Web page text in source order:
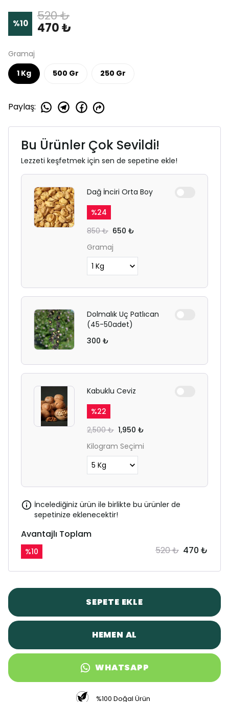
%10 520 ₺
470 ₺
Gramaj
1 Kg
500 Gr 250 Gr
Paylaş:
Bu Ürünler Çok Sevildi!
Lezzeti keşfetmek için sen de sepetine ekle!
Dağ İnciri Orta Boy
%24
850 ₺ 650 ₺
Gramaj
Dolmalık Uç Patlıcan
(45-50adet)
300 ₺
Kabuklu Ceviz
%22
2,500 ₺ 1,950 ₺
Kilogram Seçimi
İncelediğiniz ürün ile birlikte bu ürünler de
sepetinize eklenecektir!
Avantajlı Toplam
%10 520 ₺ 470 ₺
SEPETE EKLE
HEMEN AL
WHATSAPP
%100 Doğal Ürün